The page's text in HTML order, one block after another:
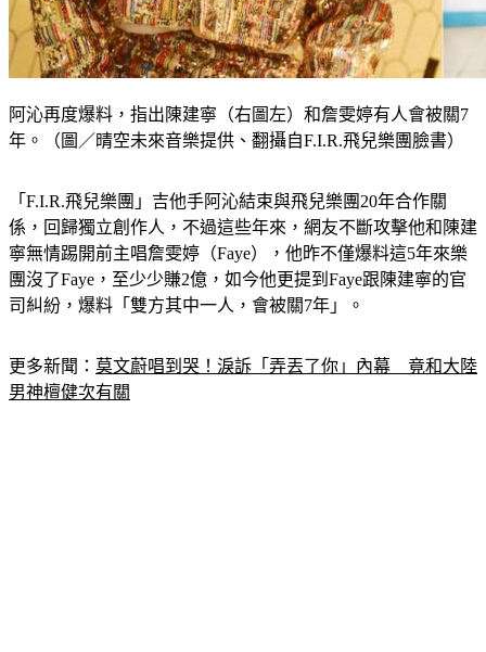
阿沁再度爆料，指出陳建寧（右圖左）和詹雯婷有人會被關7
年。（圖／晴空未來音樂提供、翻攝自F.I.R.飛兒樂團臉書）
「F.I.R.飛兒樂團」吉他手阿沁結束與飛兒樂團20年合作關
係，回歸獨立創作人，不過這些年來，網友不斷攻擊他和陳建
寧無情踢開前主唱詹雯婷（Faye），他昨不僅爆料這5年來樂
團沒了Faye，至少少賺2億，如今他更提到Faye跟陳建寧的官
司糾紛，爆料「雙方其中一人，會被關7年」。
更多新聞： 莫文蔚唱到哭！淚訴「弄丟了你」內幕　竟和大陸
男神檀健次有關